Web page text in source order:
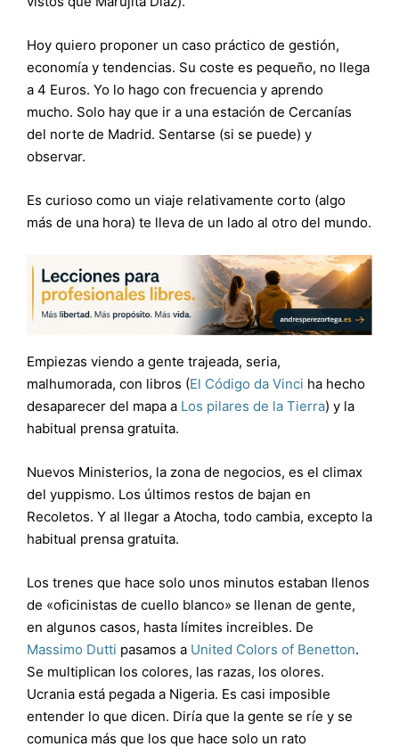
Hoy quiero proponer un caso práctico de gestión,
economía y tendencias. Su coste es pequeño, no llega
a 4 Euros. Yo lo hago con frecuencia y aprendo
mucho. Solo hay que ir a una estación de Cercanías
del norte de Madrid. Sentarse (si se puede) y
observar.
Es curioso como un viaje relativamente corto (algo
más de una hora) te lleva de un lado al otro del mundo.
Empiezas viendo a gente trajeada, seria,
malhumorada, con libros (El Código da Vinci ha hecho
desaparecer del mapa a Los pilares de la Tierra) y la
habitual prensa gratuita.
Nuevos Ministerios, la zona de negocios, es el climax
del yuppismo. Los últimos restos de bajan en
Recoletos. Y al llegar a Atocha, todo cambia, excepto la
habitual prensa gratuita.
Los trenes que hace solo unos minutos estaban llenos
de «oficinistas de cuello blanco» se llenan de gente,
en algunos casos, hasta límites increibles. De
Massimo Dutti pasamos a United Colors of Benetton.
Se multiplican los colores, las razas, los olores.
Ucrania está pegada a Nigeria. Es casi imposible
entender lo que dicen. Diría que la gente se ríe y se
comunica más que los que hace solo un rato